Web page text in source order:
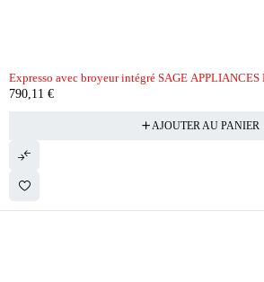
Expresso avec broyeur intégré SAGE APPLIANCES
790,11 €
AJOUTER AU PANIER